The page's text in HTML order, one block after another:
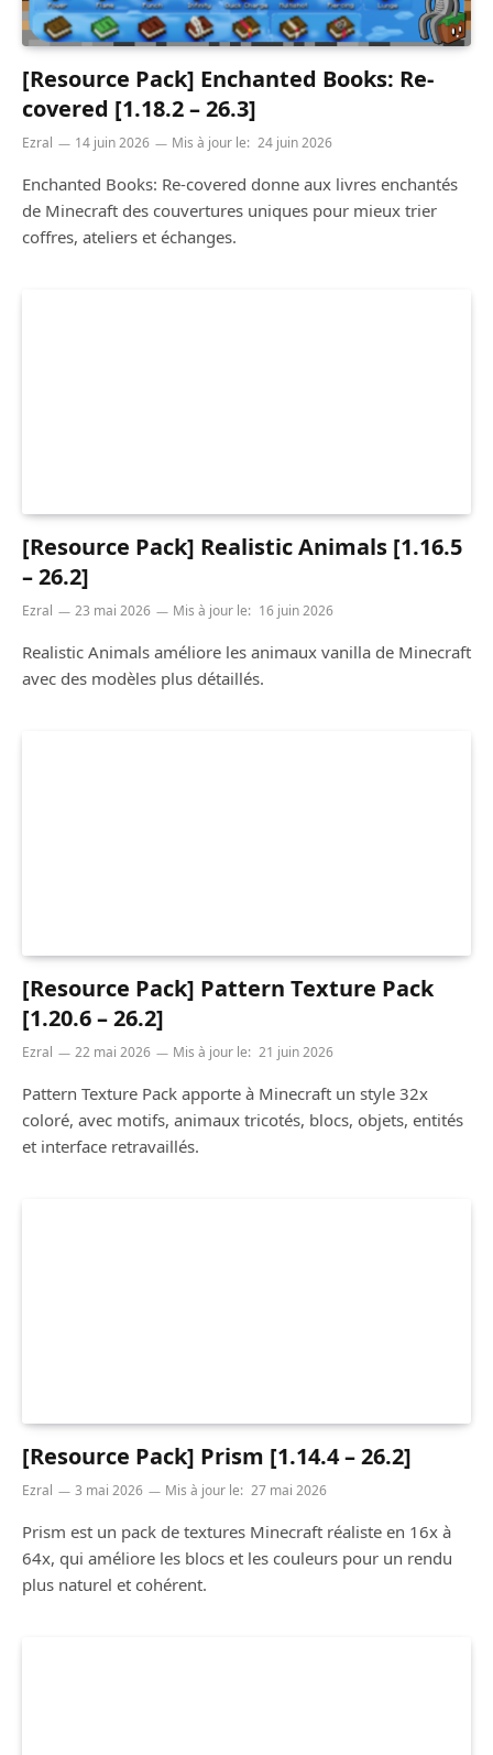
[Resource Pack] Enchanted Books: Re-
covered [1.18.2 – 26.3]
Ezral 14 juin 2026 Mis à jour le: 24 juin 2026
Enchanted Books: Re-covered donne aux livres enchantés
de Minecraft des couvertures uniques pour mieux trier
coffres, ateliers et échanges.
[Resource Pack] Realistic Animals [1.16.5
– 26.2]
Ezral 23 mai 2026 Mis à jour le: 16 juin 2026
Realistic Animals améliore les animaux vanilla de Minecraft
avec des modèles plus détaillés.
[Resource Pack] Pattern Texture Pack
[1.20.6 – 26.2]
Ezral 22 mai 2026 Mis à jour le: 21 juin 2026
Pattern Texture Pack apporte à Minecraft un style 32x
coloré, avec motifs, animaux tricotés, blocs, objets, entités
et interface retravaillés.
[Resource Pack] Prism [1.14.4 – 26.2]
Ezral 3 mai 2026 Mis à jour le: 27 mai 2026
Prism est un pack de textures Minecraft réaliste en 16x à
64x, qui améliore les blocs et les couleurs pour un rendu
plus naturel et cohérent.